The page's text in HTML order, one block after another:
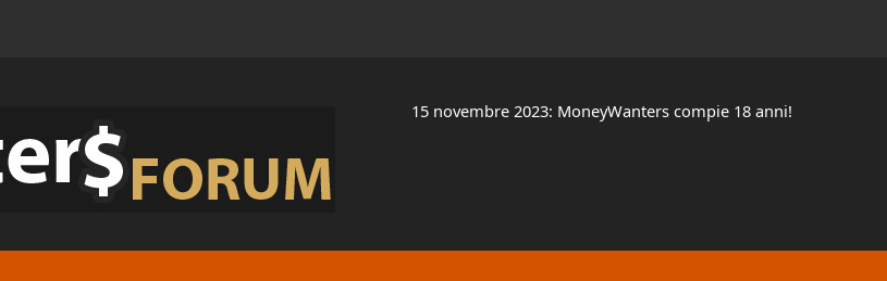
15 novembre 2023: MoneyWanters compie 18 anni!